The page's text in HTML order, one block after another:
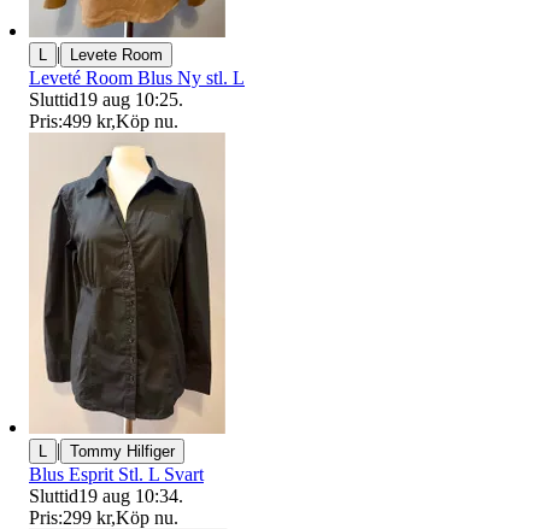
| Levete Room
Leveté Room Blus Ny stl. L
Sluttid19 aug 10:25.
Pris:499 kr,Köp nu.
| Tommy Hilfiger
Blus Esprit Stl. L Svart
Sluttid19 aug 10:34.
Pris:299 kr,Köp nu.